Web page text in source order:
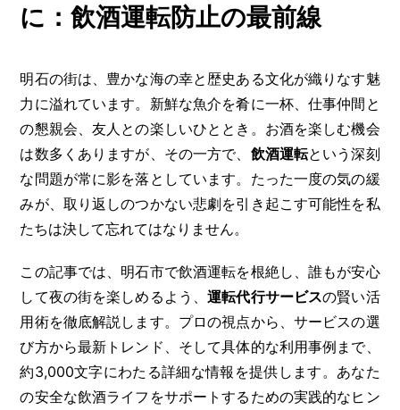
に：飲酒運転防止の最前線
明石の街は、豊かな海の幸と歴史ある文化が織りなす魅
力に溢れています。新鮮な魚介を肴に一杯、仕事仲間と
の懇親会、友人との楽しいひととき。お酒を楽しむ機会
は数多くありますが、その一方で、 飲酒運転という深刻
な問題が常に影を落としています。たった一度の気の緩
みが、取り返しのつかない悲劇を引き起こす可能性を私
たちは決して忘れてはなりません。
この記事では、明石市で飲酒運転を根絶し、誰もが安心
して夜の街を楽しめるよう、運転代行サービスの賢い活
用術を徹底解説します。プロの視点から、サービスの選
び方から最新トレンド、そして具体的な利用事例まで、
約3,000文字にわたる詳細な情報を提供します。あなた
の安全な飲酒ライフをサポートするための実践的なヒン